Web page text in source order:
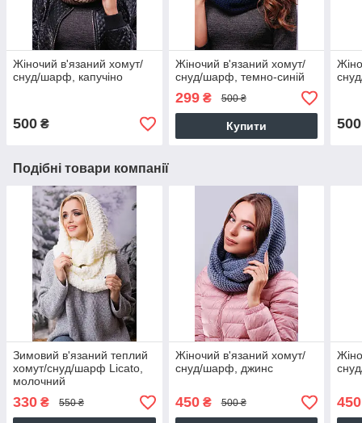
Жіночий в'язаний хомут/
снуд/шарф, капучіно
500 ₴
Жіночий в'язаний хомут/
снуд/шарф, темно-синій
299₴ 500 ₴
Купити 500
Подібні товари компанії
Зимовий в'язаний теплий
хомут/снуд/шарф Licato,
молочний
330 ₴ 550 ₴
Жіночий в'язаний хомут/
снуд/шарф, джинс
450₴ 500 ₴ 450